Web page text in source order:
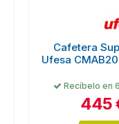
Cafetera
Ufesa
Recíbelo en
445